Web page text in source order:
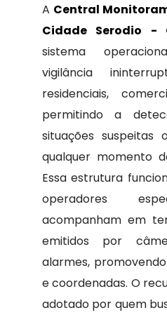
A Central
Cidade Serodio -
sistema
vigilância
residenciais,
permitindo a
situações suspeitas
qualquer momento
Essa estrutura
operadores
acompanham em
emitidos por
alarmes,
e coordenadas. O
adotado por quem